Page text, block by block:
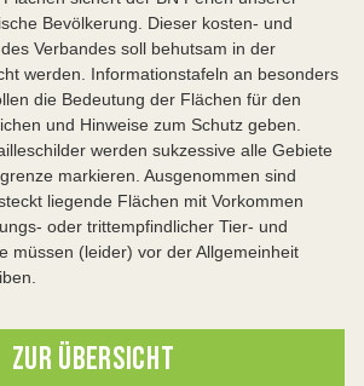
Bevölkerung. Dieser kosten- und
Verbandes soll behutsam in der
werden. Informationstafeln an besonders
die Bedeutung der Flächen für den
und Hinweise zum Schutz geben.
werden sukzessive alle Gebiete
markieren. Ausgenommen sind
liegende Flächen mit Vorkommen
oder trittempfindlicher Tier- und
müssen (leider) vor der Allgemeinheit
ZUR ÜBERSICHT